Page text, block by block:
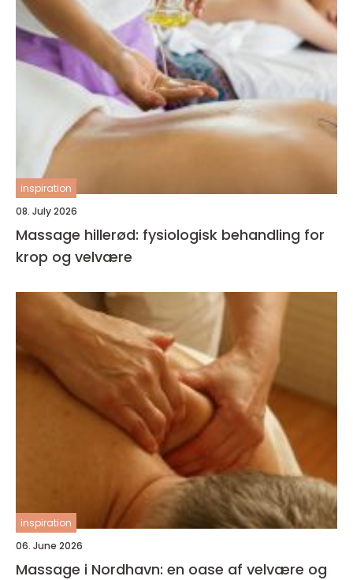
inspiration
08. July 2026
Massage hillerød: fysiologisk behandling for
krop og velvære
inspiration
06. June 2026
Massage i Nordhavn: en oase af velvære og